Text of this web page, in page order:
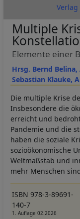
Hrsg. Bernd
Sebastian Klauke,
Multiple
Elemente einer
Die multiple Krise
Insbesondere die
erreicht und
Pandemie und die
haben die soziale
sozioökonomische
Weltmaßstab und
mehr Menschen
ISBN 978-3-89691-
140-7
1. Auflage 02.2026